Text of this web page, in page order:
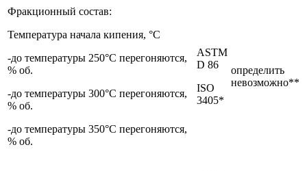
Фракционный состав:
Температура начала кипения, °С
-до температуры 250°С перегоняются,
% об.
-до температуры 300°С перегоняются,
% об.
-до температуры 350°С перегоняются,
% об.
ASTM
D 86
ISO
3405*
определить
невозможно**